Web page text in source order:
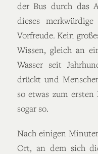
der Bus durch das
dieses
Vorfreude. Kein
Wissen, gleich an
Wasser seit
drückt und
so etwas zum
sogar so.
Nach einigen
Ort, an dem sich